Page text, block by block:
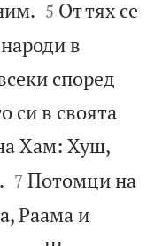


5 От тях се
в
според
си в своята
Хам: Хуш,


7 Потомци на
Раама и